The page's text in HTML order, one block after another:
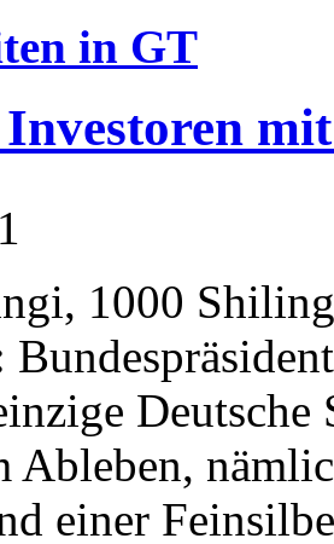
in GT
1000
Deutsche
Ableben,
einer